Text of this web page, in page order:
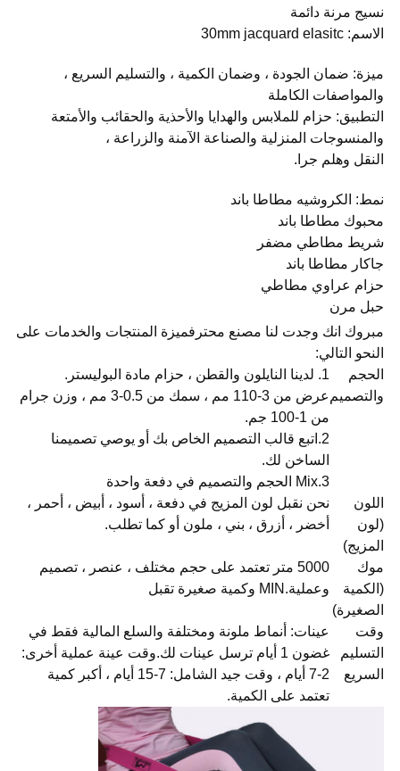
نسيج مرنة دائمة
الاسم: 30mm jacquard elasitc
ميزة: ضمان الجودة ، وضمان الكمية ، والتسليم السريع ،
والمواصفات الكاملة
التطبيق: حزام للملابس والهدايا والأحذية والحقائب والأمتعة
والمنسوجات المنزلية والصناعة الآمنة والزراعة ،
النقل وهلم جرا.
نمط: الكروشيه مطاطا باند
محبوك مطاطا باند
شريط مطاطي مضفر
جاكار مطاطا باند
حزام عراوي مطاطي
حبل مرن
مبروك انك وجدت لنا مصنع محترفميزة المنتجات والخدمات على
النحو التالي:
الحجم
والتصميم
1. لدينا النايلون والقطن ، حزام مادة البوليستر.
عرض من 3-110 مم ، سمك من 0.5-3 مم ، وزن جرام
من 1-100 جم.
2.اتبع قالب التصميم الخاص بك أو يوصي تصميمنا
الساخن لك.
3.Mix الحجم والتصميم في دفعة واحدة
اللون
(لون
المزيج)
نحن نقبل لون المزيج في دفعة ، أسود ، أبيض ، أحمر ،
أخضر ، أزرق ، بني ، ملون أو كما تطلب.
موك
(الكمية
الصغيرة)
5000 متر تعتمد على حجم مختلف ، عنصر ، تصميم
وعملية.MIN وكمية صغيرة تقبل
وقت
التسليم
السريع
عينات: أنماط ملونة ومختلفة والسلع المالية فقط في
غضون 1 أيام ترسل عينات لك.وقت عينة عملية أخرى:
2-7 أيام ، وقت جيد الشامل: 7-15 أيام ، أكبر كمية
تعتمد على الكمية.